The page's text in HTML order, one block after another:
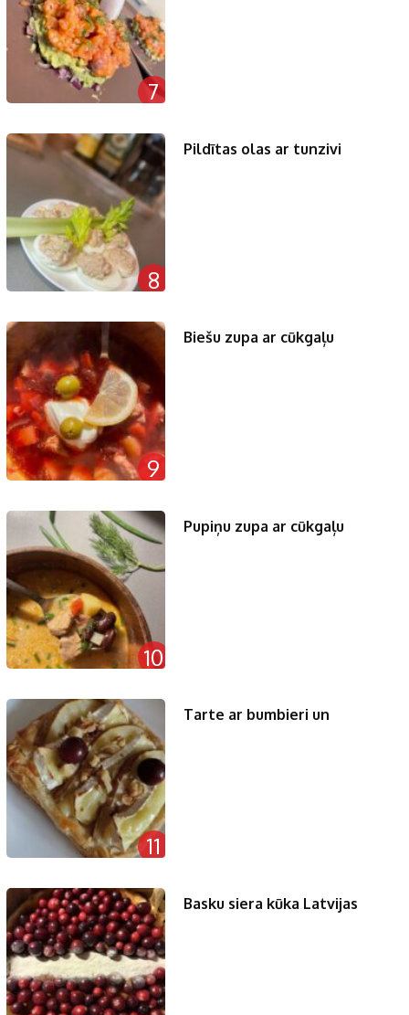
7
8
Pildītas olas ar tunzivi
9
Biešu zupa ar cūkgaļu
10
Pupiņu zupa ar cūkgaļu
11
Tarte ar bumbieri un
Basku siera kūka Latvijas